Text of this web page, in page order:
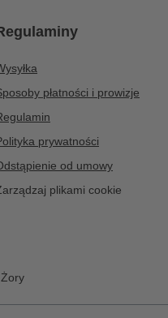
płatności i prowizje
prywatności
od umowy
plikami cookie
Żory